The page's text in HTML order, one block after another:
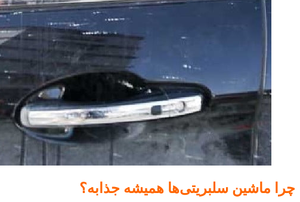
چرا ماشین سلبریتی‌ها همیشه جذابه؟